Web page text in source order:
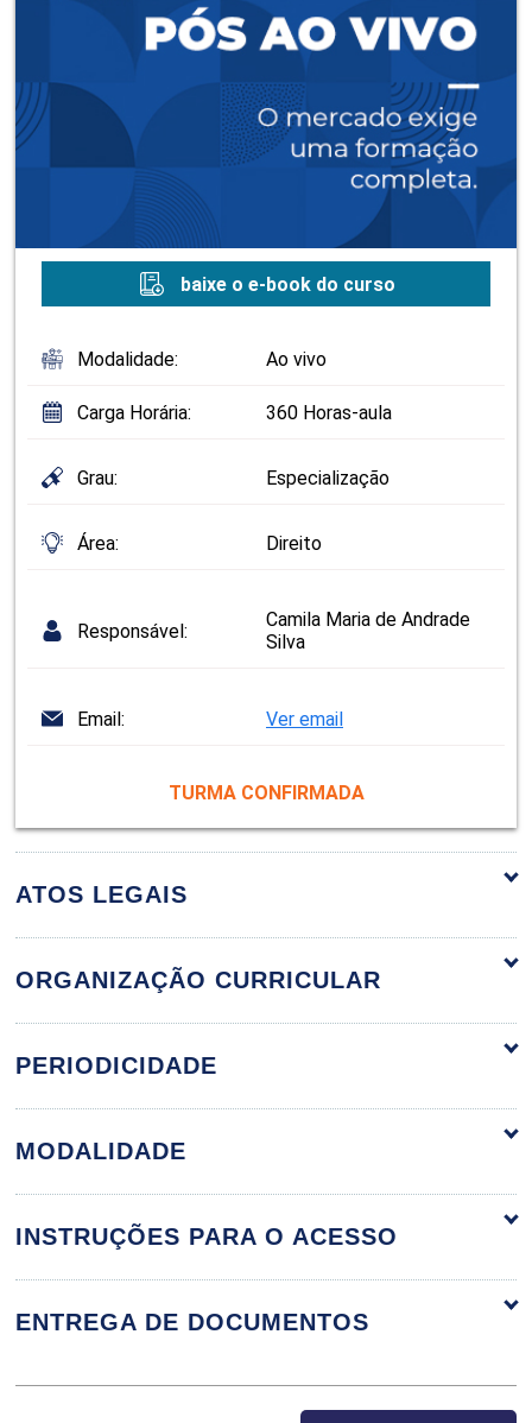
baixe o e-book do curso
Modalidade: Ao vivo
Carga Horária: 360 Horas-aula
Grau: Especialização
Área: Direito
Responsável:
Camila Maria de Andrade
Silva
Email: Ver email
TURMA CONFIRMADA
ATOS LEGAIS
ORGANIZAÇÃO CURRICULAR
negociação
negociação
PERIODICIDADE
MODALIDADE
INSTRUÇÕES PARA O ACESSO
ENTREGA DE DOCUMENTOS